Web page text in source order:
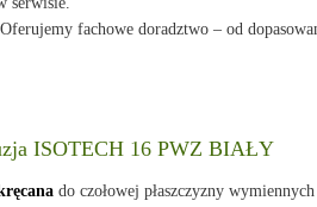
fachowe doradztwo – od
ISOTECH 16 PWZ BIAŁY
do czołowej płaszczyzny